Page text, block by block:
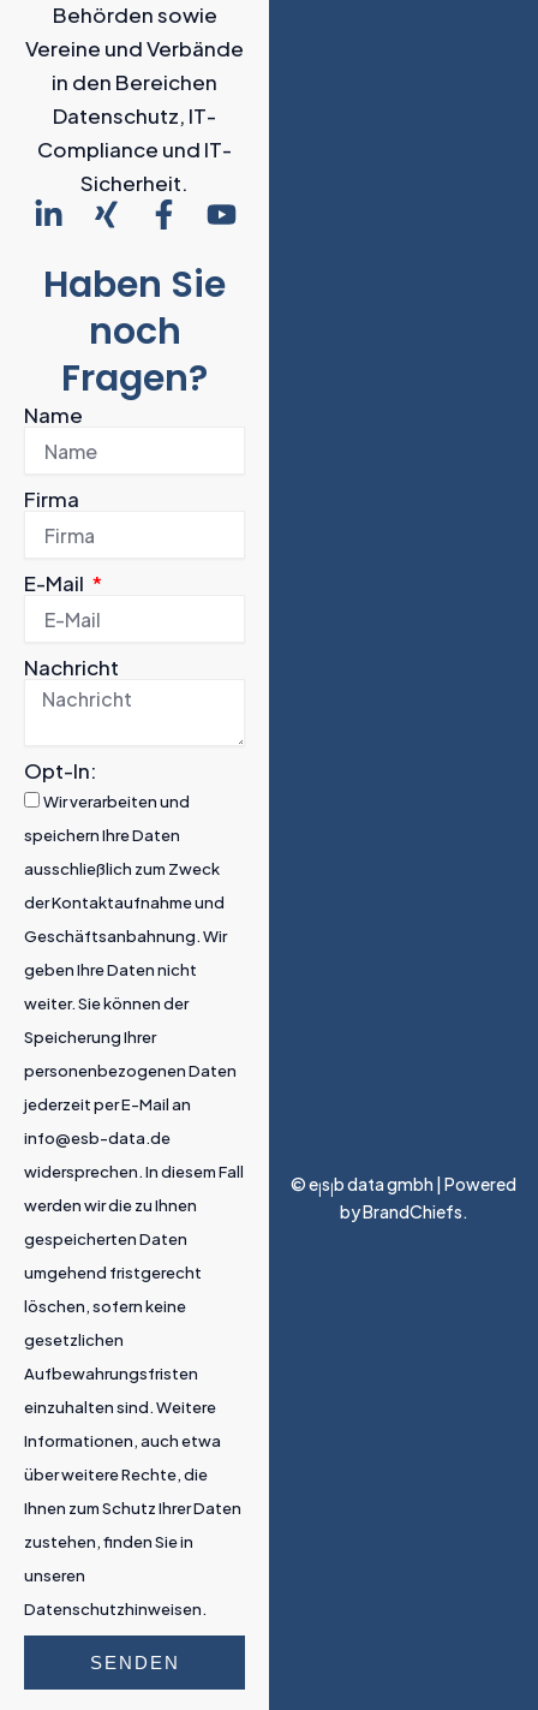
Behörden sowie
Vereine und Verbände
in den Bereichen
Datenschutz, IT-
Compliance und IT-
Sicherheit.
L
n
k
d
n
-
n
X
n
g
F
c
e
b
o
o
Y
u
t
Haben Sie
noch
Fragen?
Name
Firma
E-Mail
Nachricht
Opt-In:
Wir verarbeiten und
speichern Ihre Daten
ausschließlich zum Zweck
der Kontaktaufnahme und
Geschäftsanbahnung. Wir
geben Ihre Daten nicht
weiter. Sie können der
Speicherung Ihrer
personenbezogenen Daten
jederzeit per E-Mail an
info@esb-data.de
widersprechen. In diesem Fall
werden wir die zu Ihnen
gespeicherten Daten
umgehend fristgerecht
löschen, sofern keine
gesetzlichen
Aufbewahrungsfristen
einzuhalten sind. Weitere
Informationen, auch etwa
über weitere Rechte, die
Ihnen zum Schutz Ihrer Daten
zustehen, finden Sie in
unseren
Datenschutzhinweisen.
SENDEN
© e|s|b data gmbh | Powered
byBrandChiefs.